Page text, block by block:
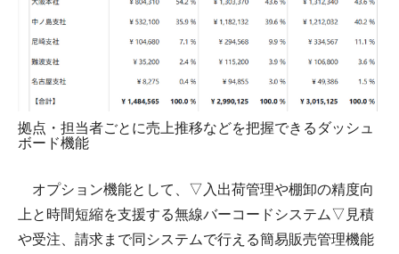
拠点・担当者ごとに売上推移などを把握できるダッシュ
ボード機能
オプション機能として、▽入出荷管理や棚卸の精度向
上と時間短縮を支援する無線バーコードシステム▽見積
や受注、請求まで同システムで行える簡易販売管理機能